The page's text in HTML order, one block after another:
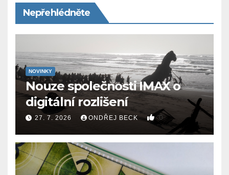
Nepřehlédněte
NOVINKY
Nouze společnosti IMAX o
digitální rozlišení
27. 7. 2026 ONDŘEJ BECK 0